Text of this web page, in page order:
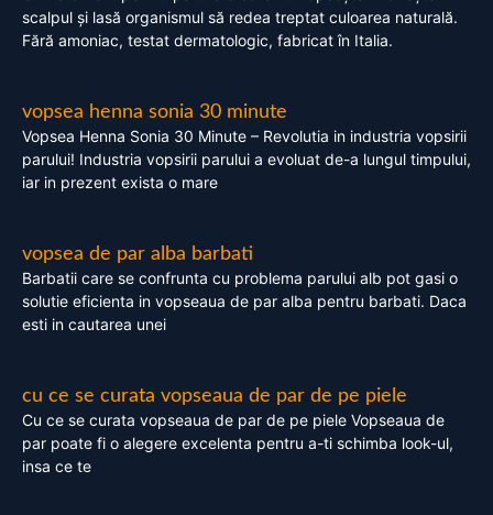
scalpul și lasă organismul să redea treptat culoarea naturală.
Fără amoniac, testat dermatologic, fabricat în Italia.
vopsea henna sonia 30 minute
Vopsea Henna Sonia 30 Minute – Revolutia in industria vopsirii
parului! Industria vopsirii parului a evoluat de-a lungul timpului,
iar in prezent exista o mare
vopsea de par alba barbati
Barbatii care se confrunta cu problema parului alb pot gasi o
solutie eficienta in vopseaua de par alba pentru barbati. Daca
esti in cautarea unei
cu ce se curata vopseaua de par de pe piele
Cu ce se curata vopseaua de par de pe piele Vopseaua de
par poate fi o alegere excelenta pentru a-ti schimba look-ul,
insa ce te